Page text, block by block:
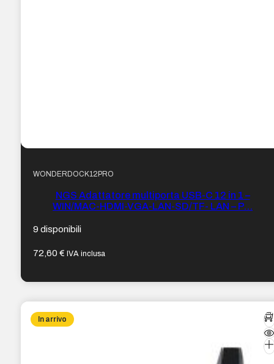
WONDERDOCK12PRO
NGS Adattatore multiporta USB-C 12 in 1 –
WIN/MAC-HDMI-VGA-LAN-SD/TF- LAN – P…
9 disponibili
72,60€ IVA inclusa
In arrivo